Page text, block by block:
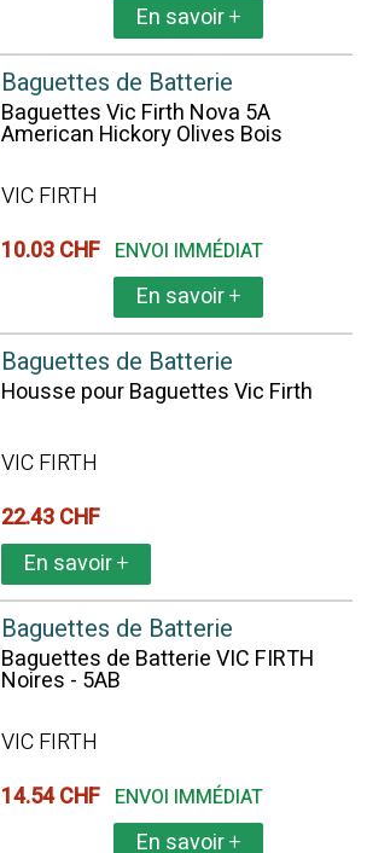
En savoir+
Baguettes de Batterie
Baguettes Vic Firth Nova 5A
American Hickory Olives Bois
VIC FIRTH
10.03 CHF ENVOI IMMÉDIAT
En savoir+
Baguettes de Batterie
Housse pour Baguettes Vic Firth
VIC FIRTH
22.43 CHF
En savoir+
Baguettes de Batterie
Baguettes de Batterie VIC FIRTH
Noires - 5AB
VIC FIRTH
14.54 CHF ENVOI IMMÉDIAT
En savoir+